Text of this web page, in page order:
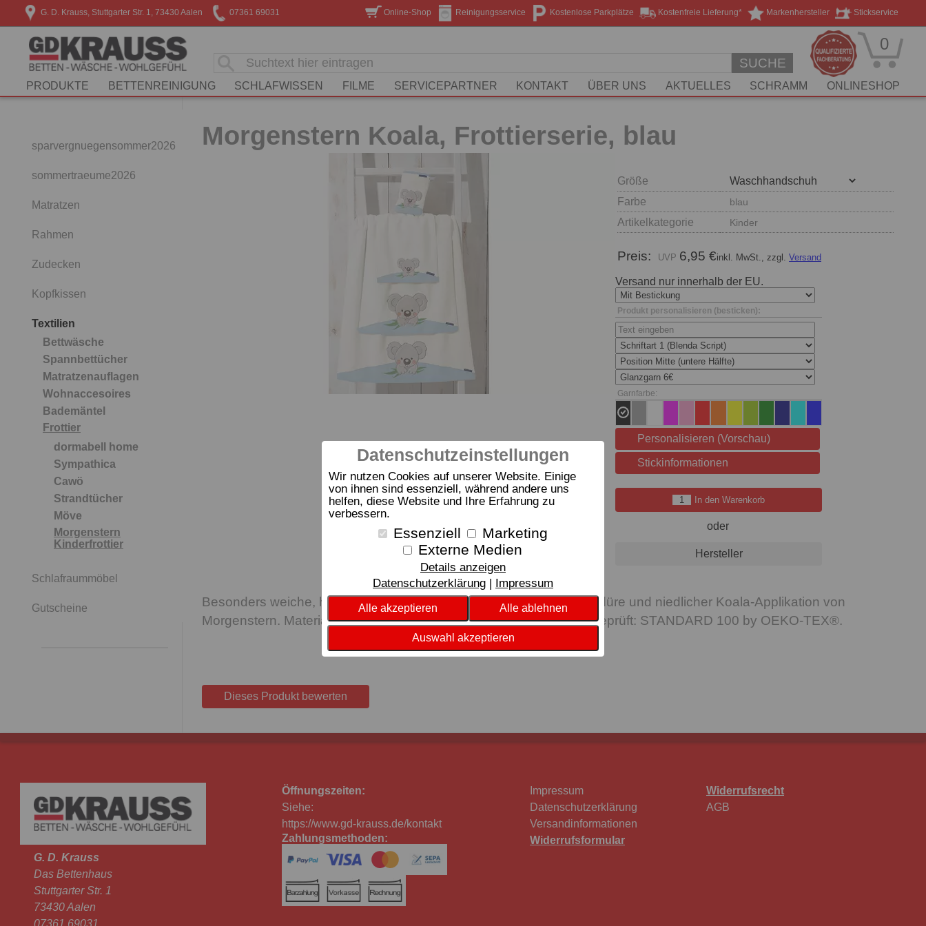
Datenschutzeinstellungen
Wir nutzen Cookies auf unserer Website. Einige
von ihnen sind essenziell, während andere uns
helfen, diese Website und Ihre Erfahrung zu
verbessern.
Essenziell
Marketing
Externe Medien
Details anzeigen
Datenschutzerklärung
Impressum
Alle akzeptieren Alle ablehnen
Auswahl akzeptieren
G. D. Krauss, Stuttgarter Str. 1, 73430 Aalen 07361 69031 Stickservice
Markenhersteller
Kostenfreie Lieferung*
Kostenlose Parkplätze
Reinigungsservice
Online-Shop
SUCHE
0
PRODUKTE BETTENREINIGUNG SCHLAFWISSEN FILME SERVICEPARTNER KONTAKT ÜBER UNS AKTUELLES SCHRAMM ONLINESHOP
sparvergnuegensommer2026
sommertraeume2026
Matratzen
Rahmen
Zudecken
Kopfkissen
Textilien
Bettwäsche
Spannbettücher
Matratzenauflagen
Wohnaccesoires
Bademäntel
Frottier
dormabell home
Sympathica
Cawö
Strandtücher
Möve
Morgenstern
Kinderfrottier
Schlafraummöbel
Gutscheine
Morgenstern Koala, Frottierserie, blau
Größe
Farbe
blau
Artikelkategorie Kinder
Preis: 6,95 €inkl. MwSt., zzgl. Versand
Versand nur innerhalb der EU.
Produkt personalisieren (besticken):
Garnfarbe:
Personalisieren (Vorschau)
Stickinformationen
In den Warenkorb
oder
Hersteller
Besonders weiche, hochwertige Luxus-Frottierserie mit farbiger Bordüre und niedlicher Koala-Applikation von
Morgenstern. Material: 100 % Luxus Baumwolle. Auf Schadstoffe geprüft: STANDARD 100 by OEKO-TEX®.
Dieses Produkt bewerten
G. D. Krauss
Das Bettenhaus
Stuttgarter Str. 1
73430 Aalen
07361 69031
Öffnungszeiten:
Siehe:
https://www.gd-krauss.de/kontakt
Zahlungsmethoden:
Impressum
Datenschutzerklärung
Versandinformationen
Widerrufsformular
Widerrufsrecht
AGB